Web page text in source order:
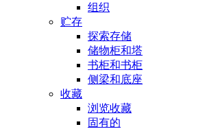
组织
贮存
探索存储
储物柜和塔
书柜和书柜
侧梁和底座
收藏
浏览收藏
固有的